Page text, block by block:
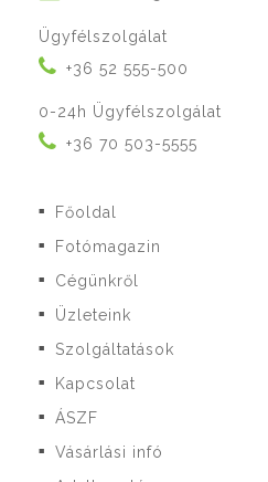
Ügyfélszolgálat
+36 52 555-500
0-24h Ügyfélszolgálat
+36 70 503-5555
■ Főoldal
■ Fotómagazin
■ Cégünkről
■ Üzleteink
■ Szolgáltatások
■ Kapcsolat
■ ÁSZF
■ Vásárlási infó